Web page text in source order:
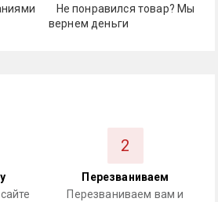
Не понравился товар? Мы
вернем деньги
2
Перезваниваем
Перезваниваем вам и